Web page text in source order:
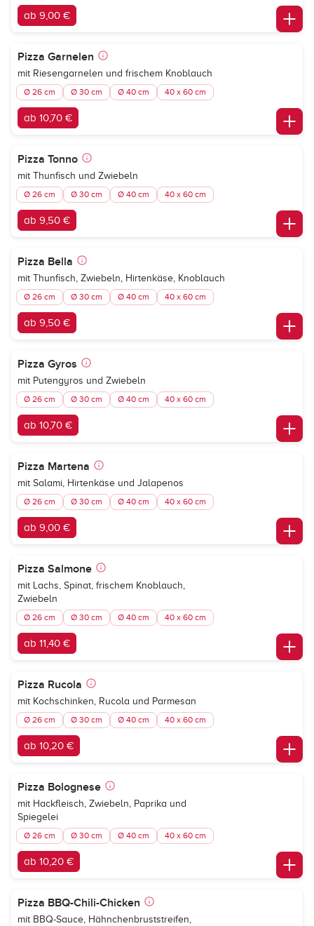
ab 9,00 €
Pizza Garnelen
mit Riesengarnelen und frischem Knoblauch
Ø 26 cm Ø 30 cm Ø 40 cm 40 x 60 cm
ab 10,70 €
Pizza Tonno
mit Thunfisch und Zwiebeln
Ø 26 cm Ø 30 cm Ø 40 cm 40 x 60 cm
ab 9,50 €
Pizza Bella
mit Thunfisch, Zwiebeln, Hirtenkäse, Knoblauch
Ø 26 cm Ø 30 cm Ø 40 cm 40 x 60 cm
ab 9,50 €
Pizza Gyros
mit Putengyros und Zwiebeln
Ø 26 cm Ø 30 cm Ø 40 cm 40 x 60 cm
ab 10,70 €
Pizza Martena
mit Salami, Hirtenkäse und Jalapenos
Ø 26 cm Ø 30 cm Ø 40 cm 40 x 60 cm
ab 9,00 €
Pizza Salmone
mit Lachs, Spinat, frischem Knoblauch,
Zwiebeln
Ø 26 cm Ø 30 cm Ø 40 cm 40 x 60 cm
ab 11,40 €
Pizza Rucola
mit Kochschinken, Rucola und Parmesan
Ø 26 cm Ø 30 cm Ø 40 cm 40 x 60 cm
ab 10,20 €
Pizza Bolognese
mit Hackfleisch, Zwiebeln, Paprika und
Spiegelei
Ø 26 cm Ø 30 cm Ø 40 cm 40 x 60 cm
ab 10,20 €
Pizza BBQ-Chili-Chicken
mit BBQ-Sauce, Hähnchenbruststreifen,